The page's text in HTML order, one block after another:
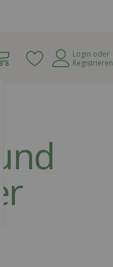
Warenkorb Login oder
Registrieren